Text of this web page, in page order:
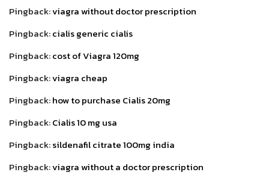
Pingback:viagra without doctor prescription
Pingback:cialis generic cialis
Pingback:cost of Viagra 120mg
Pingback:viagra cheap
Pingback:how to purchase Cialis 20mg
Pingback:Cialis 10 mg usa
Pingback:sildenafil citrate 100mg india
Pingback:viagra without a doctor prescription